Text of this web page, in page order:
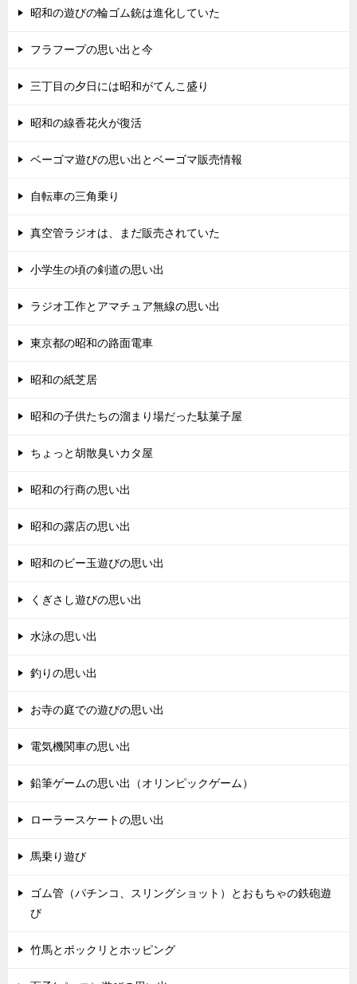
昭和の遊びの輪ゴム銃は進化していた
フラフープの思い出と今
三丁目の夕日には昭和がてんこ盛り
昭和の線香花火が復活
ベーゴマ遊びの思い出とベーゴマ販売情報
自転車の三角乗り
真空管ラジオは、まだ販売されていた
小学生の頃の剣道の思い出
ラジオ工作とアマチュア無線の思い出
東京都の昭和の路面電車
昭和の紙芝居
昭和の子供たちの溜まり場だった駄菓子屋
ちょっと胡散臭いカタ屋
昭和の行商の思い出
昭和の露店の思い出
昭和のビー玉遊びの思い出
くぎさし遊びの思い出
水泳の思い出
釣りの思い出
お寺の庭での遊びの思い出
電気機関車の思い出
鉛筆ゲームの思い出（オリンピックゲーム）
ローラースケートの思い出
馬乗り遊び
ゴム管（パチンコ、スリングショット）とおもちゃの鉄砲遊
び
竹馬とポックリとホッピング